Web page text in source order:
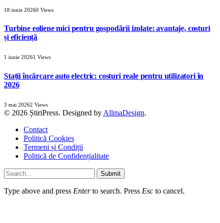
18 iunie 20260 Views
Turbine eoliene mici pentru gospodării izolate: avantaje, costuri
și eficiență
1 iunie 20261 Views
Stații încărcare auto electric: costuri reale pentru utilizatori în
2026
3 mai 20262 Views
© 2026 ȘtiriPress. Designed by AllmaDesign.
Contact
Politică Cookies
Termeni și Condiții
Politică de Confidențialitate
Submit
Type above and press Enterto search. Press Esc to cancel.